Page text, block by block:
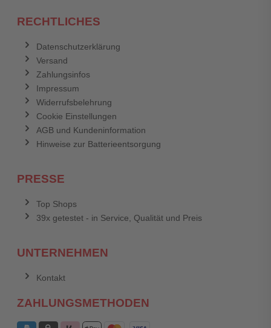
RECHTLICHES
Datenschutzerklärung
Versand
Zahlungsinfos
Impressum
Widerrufsbelehrung
Cookie Einstellungen
AGB und Kundeninformation
Hinweise zur Batterieentsorgung
PRESSE
Top Shops
39x getestet - in Service, Qualität und Preis
UNTERNEHMEN
Kontakt
ZAHLUNGSMETHODEN